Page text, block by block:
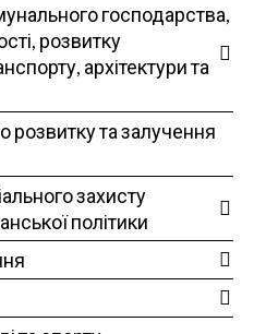
господарства,
розвитку
архітектури та
розвитку та залучення
захисту
політики